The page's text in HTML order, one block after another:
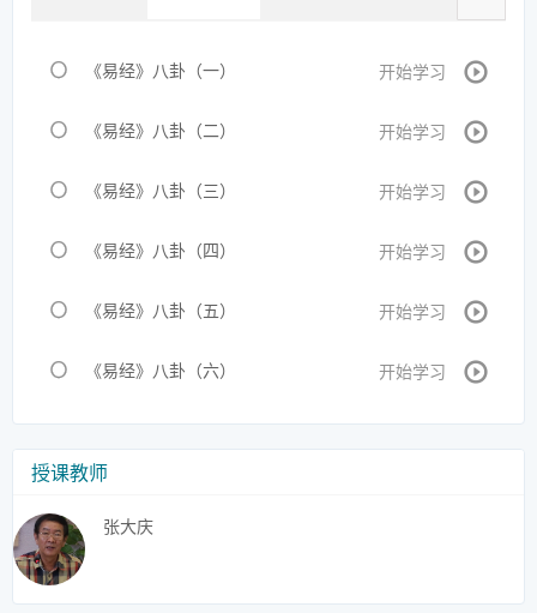
《易经》八卦（一） 开始学习
《易经》八卦（二） 开始学习
《易经》八卦（三） 开始学习
《易经》八卦（四） 开始学习
《易经》八卦（五） 开始学习
《易经》八卦（六） 开始学习
授课教师
张大庆